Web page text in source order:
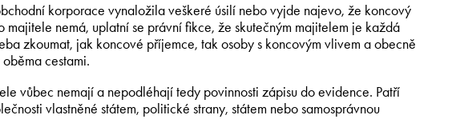
korporace vynaložila veškeré úsilí nebo vyjde najevo, že koncový
nemá, uplatní se právní fikce, že skutečným majitelem je každá
zkoumat, jak koncové příjemce, tak osoby s koncovým vlivem a obecně
cestami.
vůbec nemají a nepodléhají tedy povinnosti zápisu do evidence. Patří
vlastněné státem, politické strany, státem nebo samosprávnou